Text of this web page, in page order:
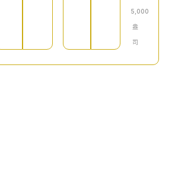
5,000
盎
司